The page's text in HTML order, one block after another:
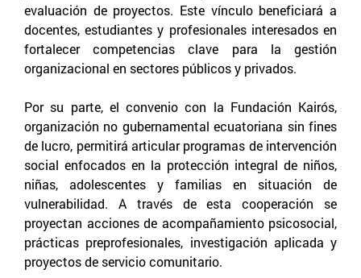
evaluación de proyectos. Este vínculo beneficiará a
docentes, estudiantes y profesionales interesados en
fortalecer competencias clave para la gestión
organizacional en sectores públicos y privados.
Por su parte, el convenio con la Fundación Kairós,
organización no gubernamental ecuatoriana sin fines
de lucro, permitirá articular programas de intervención
social enfocados en la protección integral de niños,
niñas, adolescentes y familias en situación de
vulnerabilidad. A través de esta cooperación se
proyectan acciones de acompañamiento psicosocial,
prácticas preprofesionales, investigación aplicada y
proyectos de servicio comunitario.